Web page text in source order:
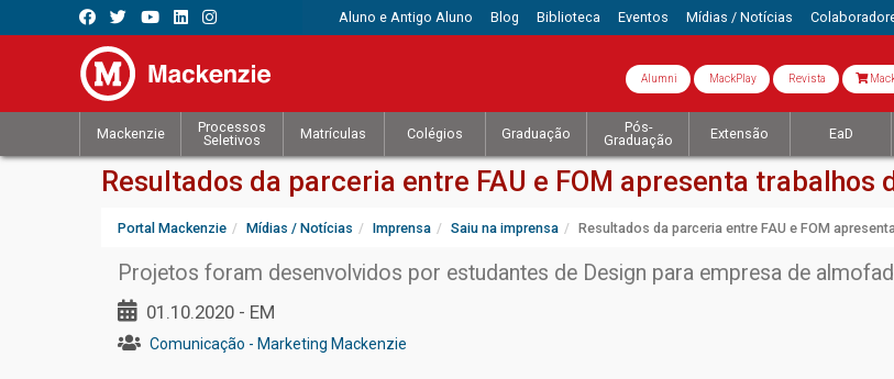
Aluno e Antigo Aluno Blog Biblioteca Eventos Mídias / Notícias
Alumni MackPlay Revista
Mackenzie
Processos
Seletivos
Matrículas Colégios Graduação
Pós-
Graduação
Extensão EaD
Resultados da parceria entre FAU e FOM apresenta trabalhos
Portal Mackenzie Mídias / Notícias Imprensa Saiu na imprensa Resultados da parceria entre FAU e FOM
Projetos foram desenvolvidos por estudantes de Design para empresa de
01.10.2020 - EM
Comunicação - Marketing Mackenzie